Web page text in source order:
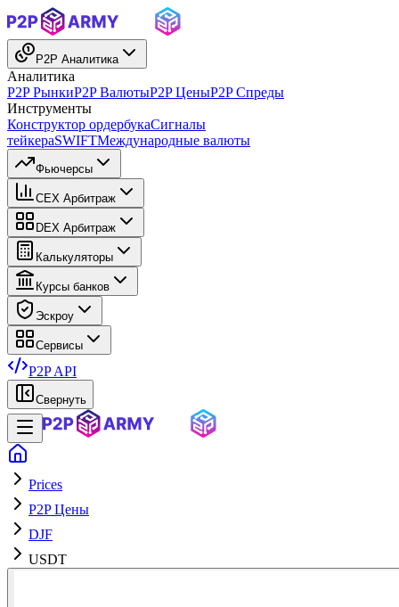
P2P Аналитика
Аналитика
P2P РынкиP2P ВалютыP2P ЦеныP2P Спреды
Инструменты
Конструктор ордербукаСигналы
тейкераSWIFTМеждународные валюты
Фьючерсы
CEX Арбитраж
DEX Арбитраж
Калькуляторы
Курсы банков
Эскроу
Сервисы
P2P API
Свернуть
Prices
P2P Цены
DJF
USDT